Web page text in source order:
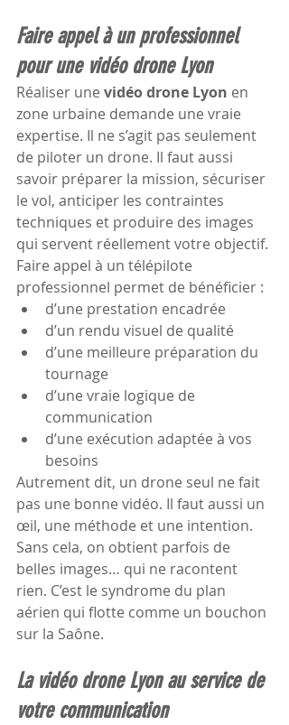
Faire appel à un professionnel
pour une vidéo drone Lyon
Réaliser une vidéo drone Lyon en
zone urbaine demande une vraie
expertise. Il ne s’agit pas seulement
de piloter un drone. Il faut aussi
savoir préparer la mission, sécuriser
le vol, anticiper les contraintes
techniques et produire des images
qui servent réellement votre objectif.
Faire appel à un télépilote
professionnel permet de bénéficier :
d’une prestation encadrée
d’un rendu visuel de qualité
d’une meilleure préparation du
tournage
d’une vraie logique de
communication
d’une exécution adaptée à vos
besoins
Autrement dit, un drone seul ne fait
pas une bonne vidéo. Il faut aussi un
œil, une méthode et une intention.
Sans cela, on obtient parfois de
belles images… qui ne racontent
rien. C’est le syndrome du plan
aérien qui flotte comme un bouchon
sur la Saône.
La vidéo drone Lyon au service de
votre communication